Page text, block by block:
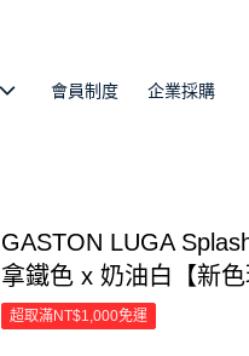
會員制度 企業採購
GASTON LUGA
拿鐵色 x 奶油白【新色
超取滿NT$1,000免運